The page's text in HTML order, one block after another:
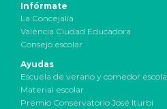
Infórmate
La Concejalía
València Ciudad Educadora
Consejo escolar
Ayudas
Escuela de verano y comedor
Material escolar
Premio Conservatorio José Iturbi